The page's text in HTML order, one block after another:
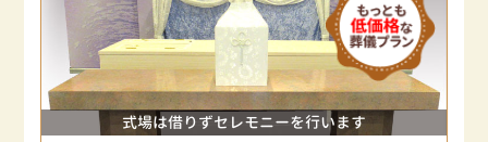
式場は借りずセレモニーを行います